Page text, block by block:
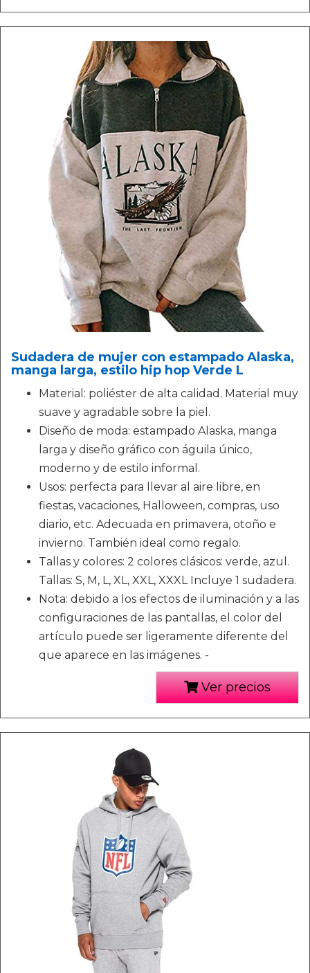
Sudadera de mujer con estampado Alaska,
manga larga, estilo hip hop Verde L
Material: poliéster de alta calidad. Material muy
suave y agradable sobre la piel.
Diseño de moda: estampado Alaska, manga
larga y diseño gráfico con águila único,
moderno y de estilo informal.
Usos: perfecta para llevar al aire libre, en
fiestas, vacaciones, Halloween, compras, uso
diario, etc. Adecuada en primavera, otoño e
invierno. También ideal como regalo.
Tallas y colores: 2 colores clásicos: verde, azul.
Tallas: S, M, L, XL, XXL, XXXL Incluye 1 sudadera.
Nota: debido a los efectos de iluminación y a las
configuraciones de las pantallas, el color del
artículo puede ser ligeramente diferente del
que aparece en las imágenes. -
Ver precios